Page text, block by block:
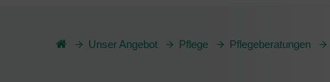
Unser Angebot Pflege Pflegeberatungen